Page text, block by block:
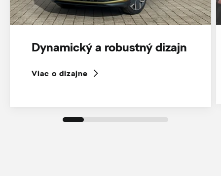
Dynamický a robustný dizajn
Viac o dizajne